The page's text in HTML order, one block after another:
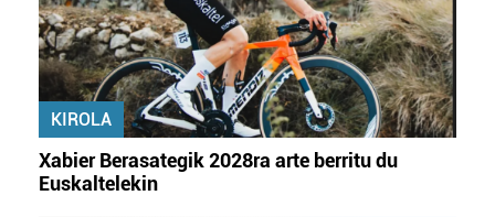
KIROLA
Xabier Berasategik 2028ra arte berritu du
Euskaltelekin